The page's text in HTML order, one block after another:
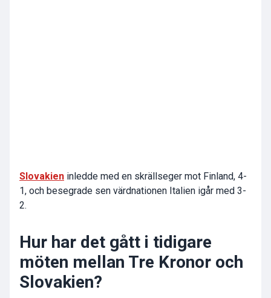
Slovakien inledde med en skrällseger mot Finland, 4-
1, och besegrade sen värdnationen Italien igår med 3-
2.
Hur har det gått i tidigare
möten mellan Tre Kronor och
Slovakien?